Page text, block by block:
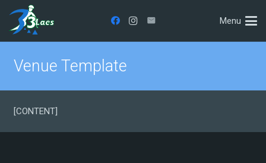
Menu
Venue Template
[CONTENT]